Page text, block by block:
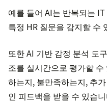
예를 들어 AI는 반복되는
특정 HR 질문을 감지할 수
또한 AI 기반 감정 분석 도
조를 실시간으로 평가할
하는지, 불만족하는지, 추
인 피드백을 받을 수 있습